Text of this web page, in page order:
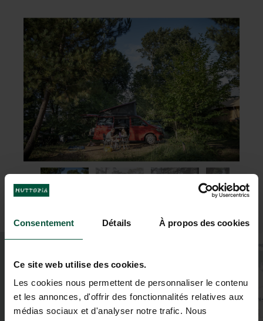
Consentement Détails À propos des cookies
Ce site web utilise des cookies.
Les cookies nous permettent de personnaliser le contenu
et les annonces, d'offrir des fonctionnalités relatives aux
médias sociaux et d'analyser notre trafic. Nous
−